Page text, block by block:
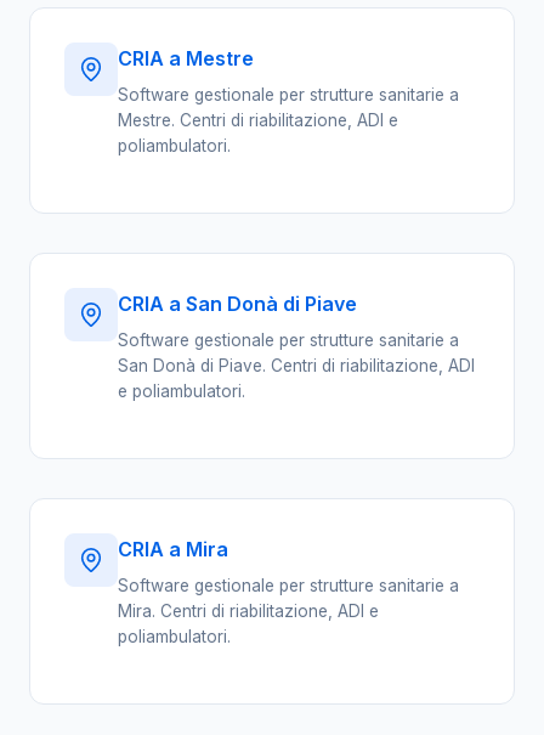
CRIA a Mestre
Software gestionale per strutture sanitarie a
Mestre. Centri di riabilitazione, ADI e
poliambulatori.
CRIA a San Donà di Piave
Software gestionale per strutture sanitarie a
San Donà di Piave. Centri di riabilitazione, ADI
e poliambulatori.
CRIA a Mira
Software gestionale per strutture sanitarie a
Mira. Centri di riabilitazione, ADI e
poliambulatori.